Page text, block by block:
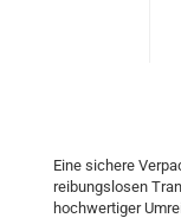
Eine sichere
reibungslosen
hochwertiger